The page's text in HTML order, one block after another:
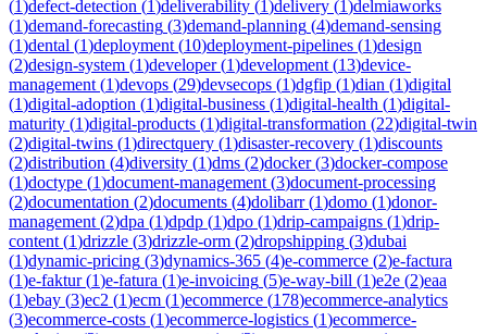
(1)defect-detection (1)deliverability (1)delivery (1)delmiaworks
(1)demand-forecasting (3)demand-planning (4)demand-sensing
(1)dental (1)deployment (10)deployment-pipelines (1)design
(2)design-system (1)developer(1)development (13)device-
management (1)devops (29)devsecops (1)dgfip (1)dian (1)digital
(1)digital-adoption (1)digital-business (1)digital-health (1)digital-
maturity (1)digital-products (1)digital-transformation (22)digital-twin
(2)digital-twins (1)directquery (1)disaster-recovery (1)discounts
(2)distribution (4)diversity (1)dms (2)docker(3)docker-compose
(1)doctype (1)document-management (3)document-processing
(2)documentation (2)documents (4)dolibarr(1)domo (1)donor-
management (2)dpa (1)dpdp (1)dpo (1)drip-campaigns (1)drip-
content (1)drizzle (3)drizzle-orm (2)dropshipping (3)dubai
(1)dynamic-pricing (3)dynamics-365 (4)e-commerce (2)e-factura
(1)e-faktur(1)e-fatura (1)e-invoicing (5)e-way-bill (1)e2e (2)eaa
(1)ebay (3)ec2 (1)ecm (1)ecommerce (178)ecommerce-analytics
(3)ecommerce-costs (1)ecommerce-logistics (1)ecommerce-